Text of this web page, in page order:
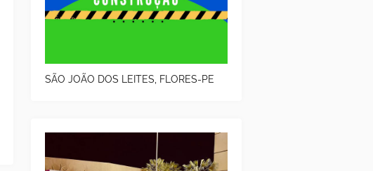
SÃO JOÃO DOS LEITES, FLORES-PE